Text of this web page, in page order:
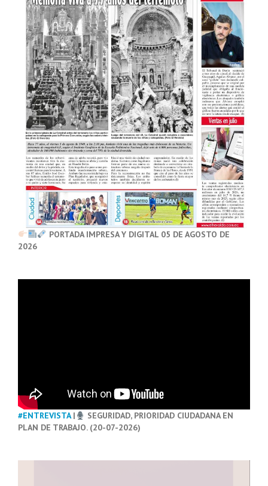
PORTADA IMPRESA Y DIGITAL 05 DE AGOSTO DE
2026
#ENTREVISTA|
SEGURIDAD, PRIORIDAD CIUDADANA EN
PLAN DE TRABAJO. (20-07-2026)